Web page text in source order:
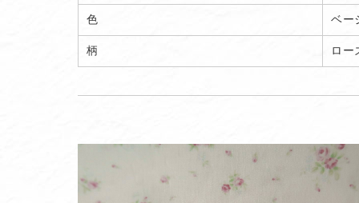
色 ベー
柄 ロー